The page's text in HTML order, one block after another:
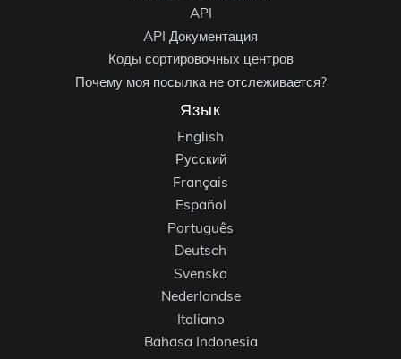
API
API Документация
Коды сортировочных центров
Почему моя посылка не отслеживается?
Язык
English
Русский
Français
Español
Português
Deutsch
Svenska
Nederlandse
Italiano
Bahasa Indonesia